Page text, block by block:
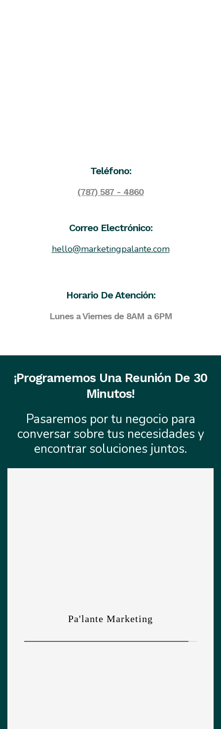
Teléfono:
(787) 587 - 4860
Correo Electrónico:
hello@marketingpalante.com
Horario De Atención:
Lunes a Viernes de 8AM a 6PM
¡Programemos Una Reunión De 30
Minutos!
Pasaremos por tu negocio para
conversar sobre tus necesidades y
encontrar soluciones juntos.